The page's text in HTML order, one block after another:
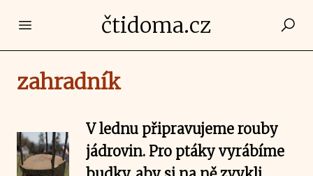
Open main menučtidoma.cz
zahradník
V lednu připravujeme rouby
jádrovin. Pro ptáky vyrábíme